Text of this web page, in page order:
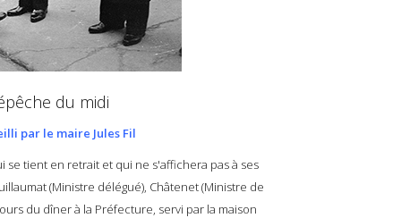
du midi
par le maire Jules Fil
se tient en retrait et qui ne s'affichera pas à ses
(Ministre délégué), Châtenet (Ministre de
du dîner à la Préfecture, servi par la maison